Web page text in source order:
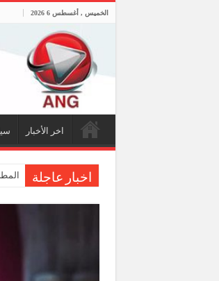
الخميس , أغسطس 6 2026
اخر الأخبار
اخبار عاجلة